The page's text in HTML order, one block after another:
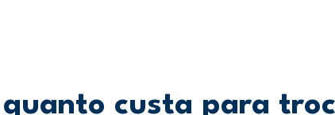
quanto custa para